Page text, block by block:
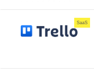
SaaS